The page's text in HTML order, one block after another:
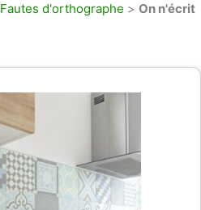
Fautes d'orthographe > On n'écrit